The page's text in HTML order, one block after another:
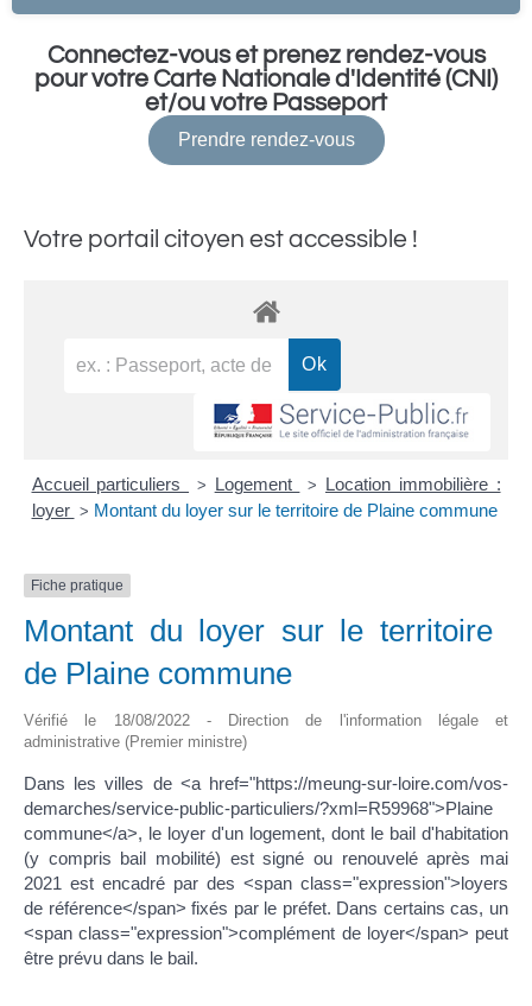
Connectez-vous et prenez rendez-vous
pour votre Carte Nationale d'Identité (CNI)
et/ou votre Passeport
Prendre rendez-vous
Votre portail citoyen est accessible !
Accueil particuliers > Logement > Location immobilière :
loyer > Montant du loyer sur le territoire de Plaine commune
Fiche pratique
Montant du loyer sur le territoire
de Plaine commune
Vérifié le 18/08/2022 - Direction de l'information légale et
administrative (Premier ministre)
Dans les villes de <a href="https://meung-sur-loire.com/vos-
demarches/service-public-particuliers/?xml=R59968">Plaine
commune</a>, le loyer d'un logement, dont le bail d'habitation
(y compris bail mobilité) est signé ou renouvelé après mai
2021 est encadré par des <span class="expression">loyers
de référence</span> fixés par le préfet. Dans certains cas, un
<span class="expression">complément de loyer</span> peut
être prévu dans le bail.